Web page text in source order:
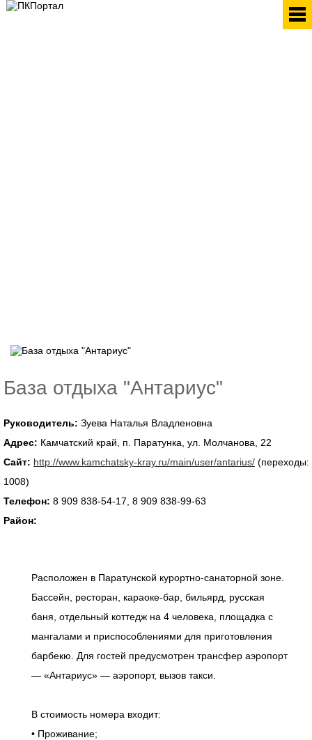
База отдыха "Антариус"
Руководитель: Зуева Наталья Владленовна
Адрес: Камчатский край, п. Паратунка, ул. Молчанова, 22
Сайт: http://www.kamchatsky-kray.ru/main/user/antarius/ (переходы:
1008)
Телефон: 8 909 838-54-17, 8 909 838-99-63
Район:
Расположен в Паратунской курортно-санаторной зоне.
Бассейн, ресторан, караоке-бар, бильярд, русская
баня, отдельный коттедж на 4 человека, площадка с
мангалами и приспособлениями для приготовления
барбекю. Для гостей предусмотрен трансфер аэропорт
— «Антариус» — аэропорт, вызов такси.
В стоимость номера входит:
• Проживание;